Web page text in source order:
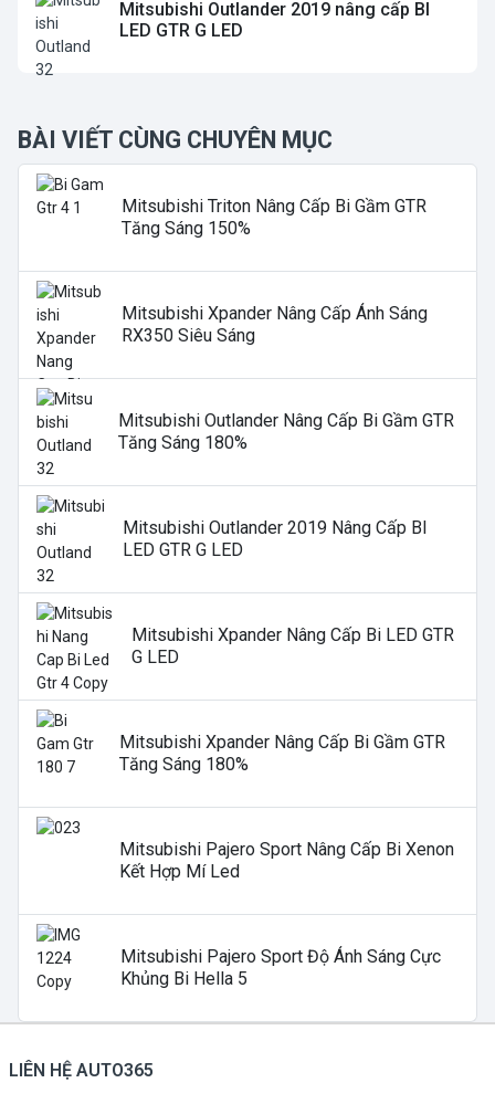
Mitsubishi Outlander 2019 nâng cấp BI
LED GTR G LED
BÀI VIẾT CÙNG CHUYÊN MỤC
Mitsubishi Triton Nâng Cấp Bi Gầm GTR
Tăng Sáng 150%
Mitsubishi Xpander Nâng Cấp Ánh Sáng
RX350 Siêu Sáng
Mitsubishi Outlander Nâng Cấp Bi Gầm GTR
Tăng Sáng 180%
Mitsubishi Outlander 2019 Nâng Cấp BI
LED GTR G LED
Mitsubishi Xpander Nâng Cấp Bi LED GTR
G LED
Mitsubishi Xpander Nâng Cấp Bi Gầm GTR
Tăng Sáng 180%
Mitsubishi Pajero Sport Nâng Cấp Bi Xenon
Kết Hợp Mí Led
Mitsubishi Pajero Sport Độ Ánh Sáng Cực
Khủng Bi Hella 5
LIÊN HỆ AUTO365